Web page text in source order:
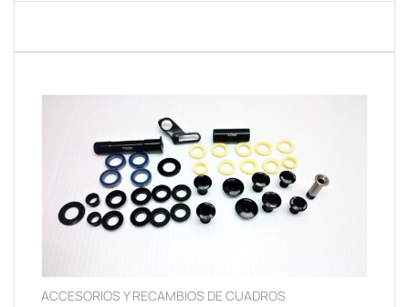
ACCESORIOS Y RECAMBIOS DE CUADROS